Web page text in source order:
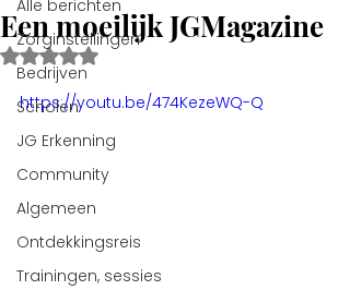
Alle berichten
Zorginstellingen
Bedrijven
Scholen
JG Erkenning
Community
Algemeen
Ontdekkingsreis
Trainingen, sessies
Een moeilijk JGMagazine
Beoordeeld met NaN uit 5 sterren.
https://youtu.be/474KezeWQ-Q